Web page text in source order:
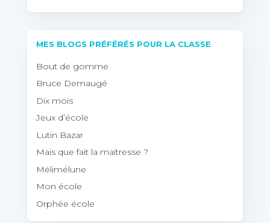
MES BLOGS PRÉFÉRÉS POUR LA CLASSE
Bout de gomme
Bruce Demaugé
Dix mois
Jeux d’école
Lutin Bazar
Mais que fait la maitresse ?
Mélimélune
Mon école
Orphée école